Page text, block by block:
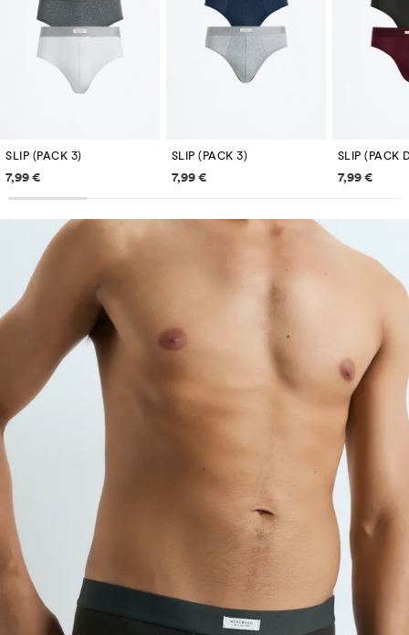
SLIP (PACK 3)
Informazioni sui prezzi
7,99 €
SLIP (PACK 3)
Informazioni sui prezzi
7,99 €
SLIP (PACK
7,99 €